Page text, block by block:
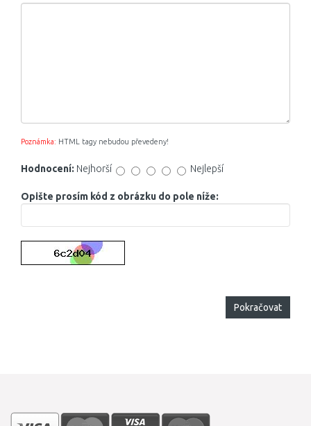
Poznámka: HTML tagy nebudou převedeny!
Hodnocení: Nejhorší Nejlepší
Opište prosím kód z obrázku do pole níže:
Pokračovat